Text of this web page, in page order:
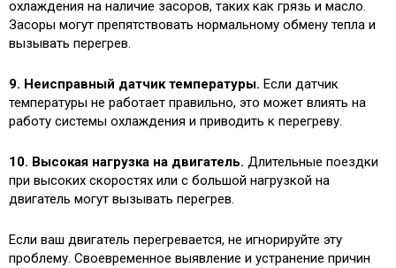
охлаждения на наличие засоров, таких как грязь и масло.
Засоры могут препятствовать нормальному обмену тепла и
вызывать перегрев.
9. Неисправный датчик температуры. Если датчик
температуры не работает правильно, это может влиять на
работу системы охлаждения и приводить к перегреву.
10. Высокая нагрузка на двигатель. Длительные поездки
при высоких скоростях или с большой нагрузкой на
двигатель могут вызывать перегрев.
Если ваш двигатель перегревается, не игнорируйте эту
проблему. Своевременное выявление и устранение причин